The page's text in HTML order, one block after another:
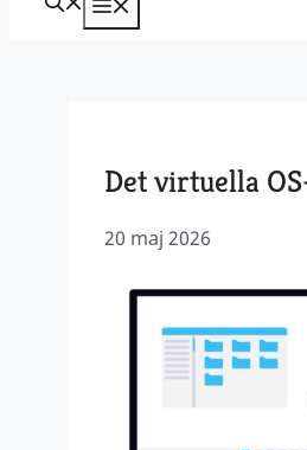
Det virtuella
20 maj 2026